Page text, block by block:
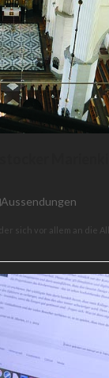
Aussendungen
sich vor allem an die